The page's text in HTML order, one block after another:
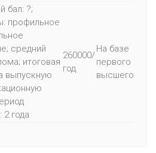
бал: ?;
профильное
средний
итоговая
выпускную
2 года
260000/
год
На базе
первого
высшего